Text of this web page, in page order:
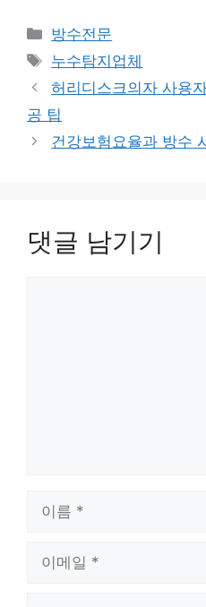
카
테
고
리
방수전문
태
그
누수탐지업체
허리디스크의자 사용
공 팁
건강보험요율과 방수
댓글 남기기